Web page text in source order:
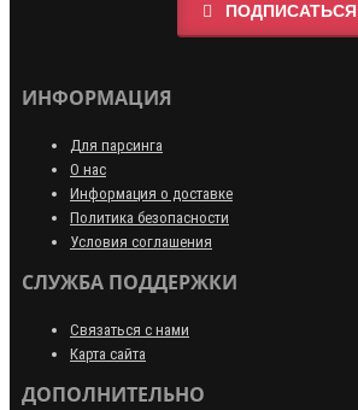
ПОДПИСАТЬСЯ
ИНФОРМАЦИЯ
Для парсинга
О нас
Информация о доставке
Политика безопасности
Условия соглашения
СЛУЖБА ПОДДЕРЖКИ
Связаться с нами
Карта сайта
ДОПОЛНИТЕЛЬНО